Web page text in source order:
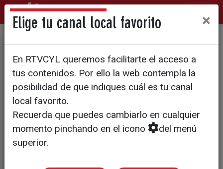
Entrada única para recorrer
la 'milla de oro' de Burgos
Elige tu canal local favorito ×
En RTVCYL queremos facilitarte el acceso a
tus contenidos. Por ello la web contempla la
posibilidad de que indiques cuál es tu canal
local favorito.
Recuerda que puedes cambiarlo en cualquier
momento pinchando en el icono
del menú
superior.